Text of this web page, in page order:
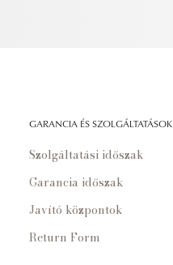
GARANCIA ÉS SZOLGÁLTATÁSOK
Szolgáltatási időszak
Garancia időszak
Javító központok
Return Form